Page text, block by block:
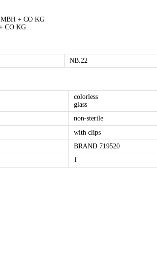
+ CO KG
CO KG
NB.22
colorless
glass
non-sterile
with clips
BRAND 719520
1